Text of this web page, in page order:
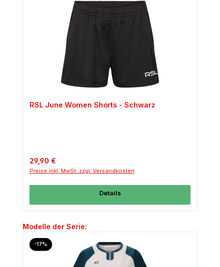
RSL June Women Shorts - Schwarz
Regulärer Preis:
29,90 €
Preise inkl. MwSt. zzgl. Versandkosten
Details
Produktgalerie überspringen
Modelle der Serie:
-17%Rabatt